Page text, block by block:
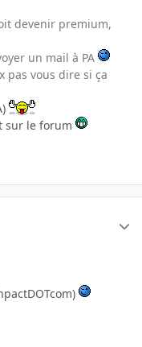
devenir premium,
un mail à PA
pas vous dire si ça
sur le forum